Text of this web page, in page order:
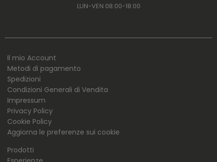
LUN-VEN 08:00-18:00
Il mio Account
Metodi di pagamento
Spedizioni
Condizioni Generali di Vendita
Impressum
Privacy Policy
Cookie Policy
Aggiorna le preferenze sui cookie
Prodotti